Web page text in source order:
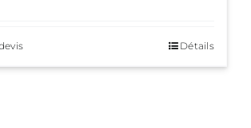
Détails